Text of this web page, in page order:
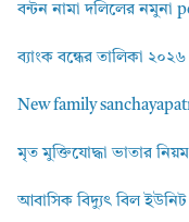
বন্টন নামা দলিলের নমুনা
ব্যাংক বন্ধের তালিকা
New family
মৃত মুক্তিযোদ্ধা ভাতার
আবাসিক বিদ্যুৎ বিল